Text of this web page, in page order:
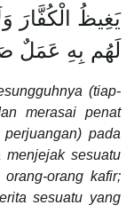
يَغِيظُ الْكُفَّارَ
لَهُم بِهِ عَمَلٌ
(tiap-
merasai penat
pada
sesuatu
orang kafir;
sesuatu yang